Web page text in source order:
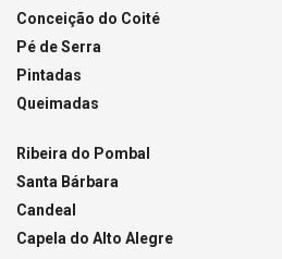
Conceição do Coité
Pé de Serra
Pintadas
Queimadas
Ribeira do Pombal
Santa Bárbara
Candeal
Capela do Alto Alegre